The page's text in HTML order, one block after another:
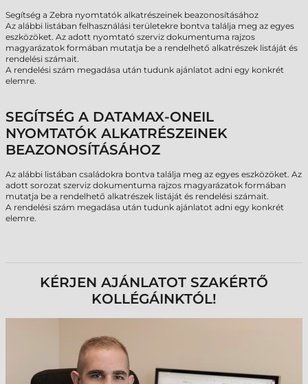
Segítség a Zebra nyomtatók alkatrészeinek beazonosításához
Az alábbi listában felhasználási területekre bontva találja meg az egyes
eszközöket. Az adott nyomtató szerviz dokumentuma rajzos
magyarázatok formában mutatja be a rendelhető alkatrészek listáját és
rendelési számait.
A rendelési szám megadása után tudunk ajánlatot adni egy konkrét
elemre.
SEGÍTSÉG A DATAMAX-ONEIL
NYOMTATÓK ALKATRÉSZEINEK
BEAZONOSÍTÁSÁHOZ
Az alábbi listában családokra bontva találja meg az egyes eszközöket. Az
adott sorozat szerviz dokumentuma rajzos magyarázatok formában
mutatja be a rendelhető alkatrészek listáját és rendelési számait.
A rendelési szám megadása után tudunk ajánlatot adni egy konkrét
elemre.
KÉRJEN AJÁNLATOT SZAKÉRTŐ
KOLLÉGÁINKTÓL!